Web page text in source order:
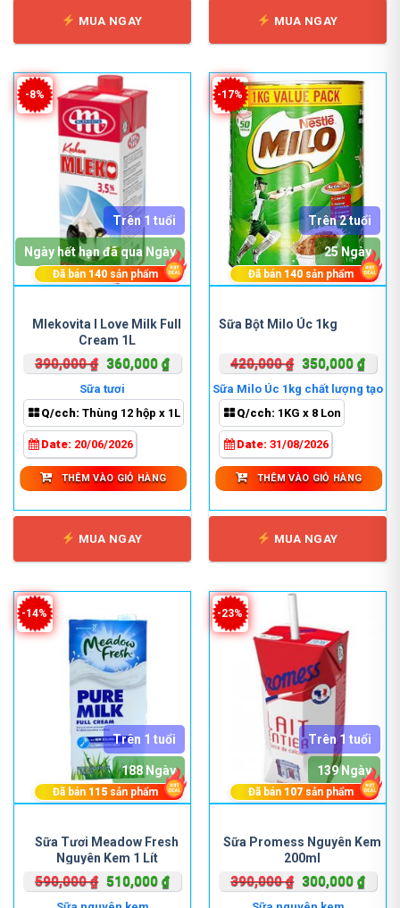
MUA NGAY
chọn
trên
sản
phẩm
MUA NGAY
-8%
Mlekovita I Love Milk Full
Cream 1L
390,000₫ Giá
gốc
là:
390,000 ₫.
360,000 ₫Giá
tại
là:
360,000 ₫.
Sữa tươi
Q/cch: Thùng 12 hộp x 1L
Date: 20/06/2026
Trên 1 tuổi
Ngày hết hạn đã qua Ngày
Đã bán 140 sản phẩm
THÊM VÀO GIỎ HÀNG
MUA NGAY
-17%
Sữa Bột Milo Úc 1kg
420,000₫ Giá
gốc
là:
420,000 ₫.
350,000 ₫Giá
hiện
Sữa Milo Úc 1kg chất lượng tạo
nên sự khác biệt.
Q/cch: 1KG x 8 Lon
Date: 31/08/2026
Trên 2 tuổi
25 Ngày
Đã bán 140 sản phẩm
THÊM VÀO GIỎ HÀNG
MUA NGAY
-14%
Sữa Tươi Meadow Fresh
Nguyên Kem 1 Lít
590,000₫ Giá
gốc
510,000 ₫Giá
Trên 1 tuổi
188 Ngày
Đã bán 115 sản phẩm
phẩm
này
có
nhiều
-23%
Sữa Promess Nguyên Kem
200ml
390,000₫ Giá
gốc
300,000 ₫Giá
Trên 1 tuổi
139 Ngày
Đã bán 107 sản phẩm